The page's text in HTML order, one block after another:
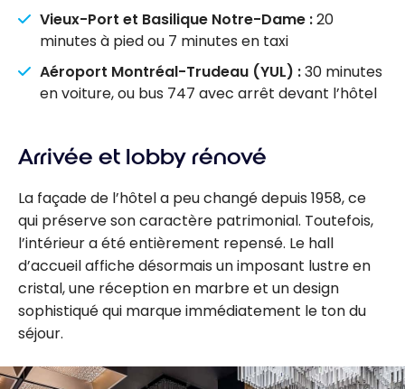
Vieux-Port et Basilique Notre-Dame :20
minutes à pied ou 7 minutes en taxi
Aéroport Montréal-Trudeau (YUL) :30 minutes
en voiture, ou bus 747 avec arrêt devant l’hôtel
Arrivée et lobby rénové
La façade de l’hôtel a peu changé depuis 1958, ce
qui préserve son caractère patrimonial. Toutefois,
l’intérieur a été entièrement repensé. Le hall
d’accueil affiche désormais un imposant lustre en
cristal, une réception en marbre et un design
sophistiqué qui marque immédiatement le ton du
séjour.